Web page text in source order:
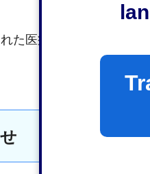
た医療機関は、「